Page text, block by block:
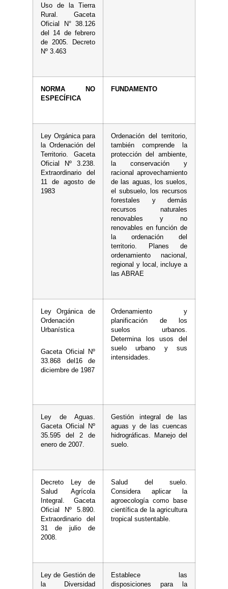
Uso de la Tierra
Rural. Gaceta
Oficial N° 38.126
del 14 de febrero
de 2005. Decreto
Nº 3.463
NORMA NO
ESPECÍFICA
FUNDAMENTO
Ley Orgánica para
la Ordenación del
Territorio. Gaceta
Oficial Nº 3.238.
Extraordinario del
11 de agosto de
1983
Ordenación del territorio,
también comprende la
protección del ambiente,
la conservación y
racional aprovechamiento
de las aguas, los suelos,
el subsuelo, los recursos
forestales y demás
recursos naturales
renovables y no
renovables en función de
la ordenación del
territorio. Planes de
ordenamiento nacional,
regional y local, incluye a
las ABRAE
Ley Orgánica de
Ordenación
Urbanística
Gaceta Oficial Nº
33.868 del16 de
diciembre de 1987
Ordenamiento y
planificación de los
suelos urbanos.
Determina los usos del
suelo urbano y sus
intensidades.
Ley de Aguas.
Gaceta Oficial Nº
35.595 del 2 de
enero de 2007.
Gestión integral de las
aguas y de las cuencas
hidrográficas. Manejo del
suelo.
Decreto Ley de
Salud Agrícola
Integral. Gaceta
Oficial Nº 5.890.
Extraordinario del
31 de julio de
2008.
Salud del suelo.
Considera aplicar la
agroecología como base
científica de la agricultura
tropical sustentable.
Ley de Gestión de
la Diversidad
Establece las
disposiciones para la